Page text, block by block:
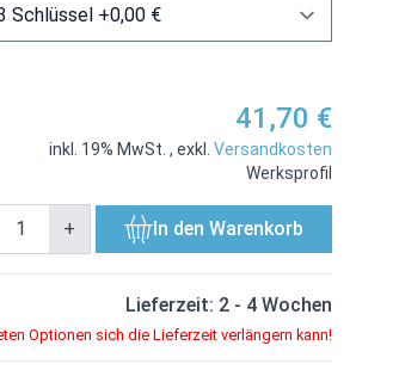
41,70 €
inkl. 19% MwSt. , exkl. Versandkosten
Werksprofil
+ In den Warenkorb
Lieferzeit: 2 - 4 Wochen
Optionen sich die Lieferzeit verlängern kann!